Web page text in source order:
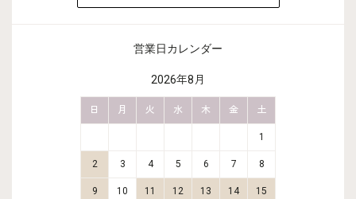
営業日カレンダー
2026年8月
日 月 火 水 木 金 土
1
2 3 4 5 6 7 8
9 10 11 12 13 14 15